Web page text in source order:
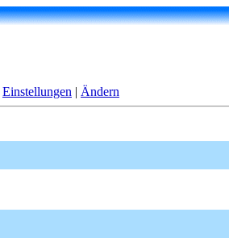
Einstellungen | Ändern